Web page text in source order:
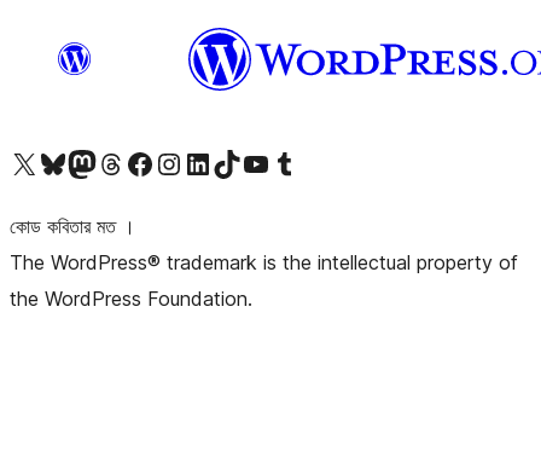
আমাদের X (আগের টুইটার) অ্যাকাউন্টে যানআমাদের Bluesky অ্যাকাউন্টটি দেখুনআমাদের মাস্টোডন অ্যাকাউন্টটি দেখুনআমাদের থ্রেডস অ্যাকাউন্টটি দেখুনআমাদের ফেসবুক পেজ দেখুনআমাদের ইন্সটাগ্রাম অ্যাকাউন্ট দেখুনআমাদের লিঙ্কডইন অ্যাকাউন্টে যানআমাদের TikTok অ্যাকাউন্টটি দেখুনআমাদের ইউটিউব চ্যানেলে যান আমাদের টাম্বলার অ্যাকাউন্ট দেখুন
কোড কবিতার মত ।
The WordPress® trademark is the intellectual property of
the WordPress Foundation.